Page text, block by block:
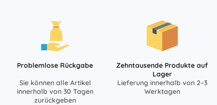
Problemlose Rückgabe
Sie können alle Artikel
innerhalb von 30 Tagen
zurückgeben
Zehntausende Produkte auf
Lager
Lieferung innerhalb von 2–3
Werktagen